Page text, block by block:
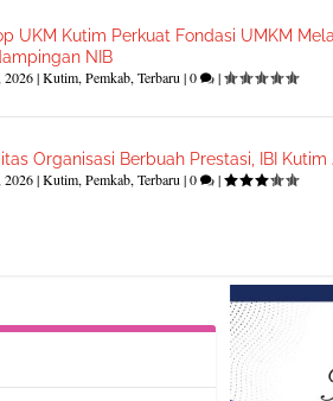
UKM Kutim Perkuat Fondasi UMKM
NIB
2026|Kutim, Pemkab, Terbaru |0 |
Organisasi Berbuah Prestasi, IBI
2026|Kutim, Pemkab, Terbaru |0 |